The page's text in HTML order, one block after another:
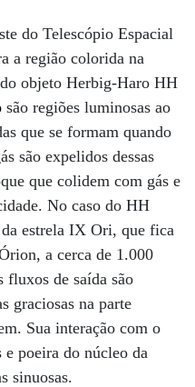
do Telescópio Espacial
a região colorida na
objeto Herbig-Haro HH
são regiões luminosas ao
que se formam quando
são expelidos dessas
que colidem com gás e
No caso do HH
estrela IX Ori, que fica
a cerca de 1.000
fluxos de saída são
graciosas na parte
Sua interação com o
e poeira do núcleo da
sinuosas.